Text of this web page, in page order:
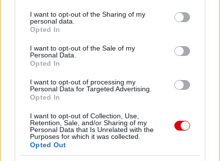
not limited to your visit or usage behaviour. You may click to
grant or deny consent to Google and its third-party tags to
use your data for below specified purposes in below Google
consent section.
I want to opt-out of the Sharing of my
personal data.
Opted In
I want to opt-out of the Sale of my
Personal Data.
Opted In
I want to opt-out of processing my
Personal Data for Targeted Advertising.
Opted In
I want to opt-out of Collection, Use,
Retention, Sale, and/or Sharing of my
Personal Data that Is Unrelated with the
Purposes for which it was collected.
Opted Out
Meccs Center
Paris Saint-Germainvs
Felkészülési szezon 4. mérkőzés
Nya Ullevi, Göteborg
2026-08-08 17:00